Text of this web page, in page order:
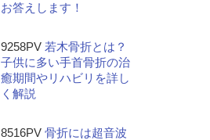
お答えします！
9258PV 若木骨折とは？
子供に多い手首骨折の治
癒期間やリハビリを詳し
く解説
8516PV 骨折には超音波